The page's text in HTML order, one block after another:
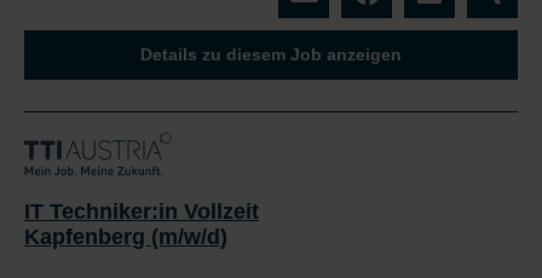
Details zu diesem Job anzeigen
IT Techniker:in Vollzeit
Kapfenberg (m/w/d)